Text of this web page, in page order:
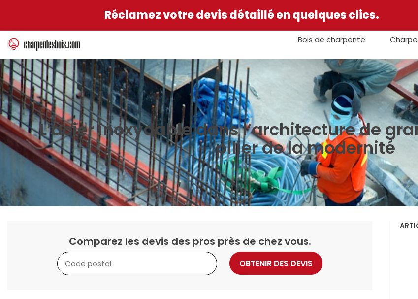
Réclamez votre devis détaillé en quelques clics.
Bois de charpente
L’acier inoxydable dans l’architecture de
pilier de la modernité
Comparez les devis des pros près de chez vous.
OBTENIR DES DEVIS